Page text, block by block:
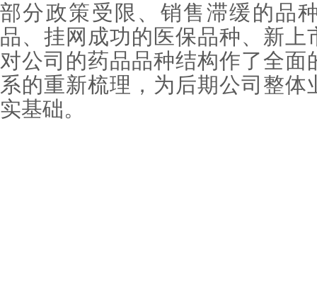
部分政策受限、销售滞缓的品
品、挂网成功的医保品种、新上
对公司的药品品种结构作了全面
系的重新梳理，为后期公司整体
实基础。